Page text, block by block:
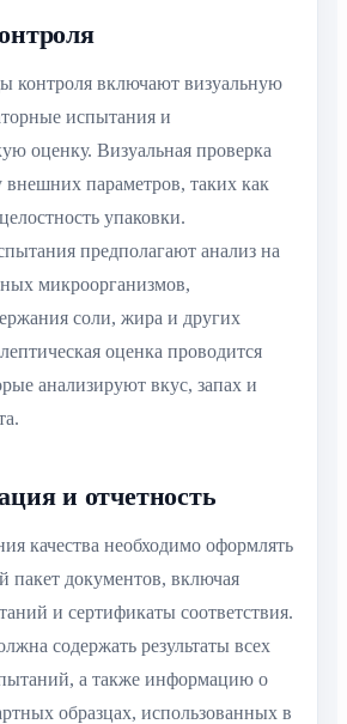
контроля включают визуальную
испытания и
оценку. Визуальная проверка
внешних параметров, таких как
упаковки.
предполагают анализ на
микроорганизмов,
соли, жира и других
оценка проводится
анализируют вкус, запах и
и отчетность
качества необходимо оформлять
пакет документов, включая
и сертификаты соответствия.
содержать результаты всех
а также информацию о
образцах, использованных в